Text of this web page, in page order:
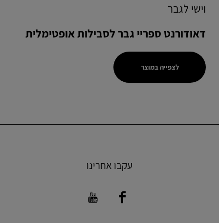
וישי לגבר
דאודורנט ספריי גבר לסבילות אופטימלית
לצפייה במוצר
עקבו אחרינו